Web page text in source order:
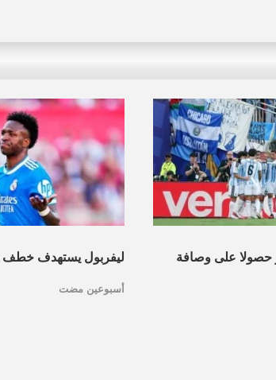
حصولا على وصافة ليفربول يستهدف خطف
أسبوعين مضت